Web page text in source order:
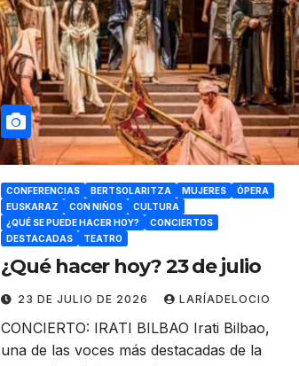
CONFERENCIAS BERTSOLARITZA MUJERES
ÓPERA
EUSKARAZ
CON NIÑOS
CULTURA
¿QUÉ SE PUEDE HACER HOY?
CONCIERTOS
DESTACADAS
TEATRO
¿Qué hacer hoy? 23 de julio
23 DE JULIO DE 2026 LARÍADELOCIO
CONCIERTO: IRATI BILBAO Irati Bilbao,
una de las voces más destacadas de la